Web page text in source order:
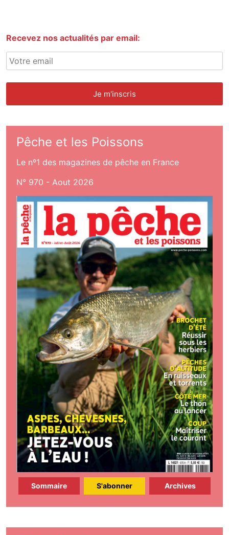
Recevez nos actualités par email:
Pêche et les Poissons
Le nº1 des magazines de pêche en France
N° 970 - Aout 2026
Sommaire S'abonner Archives